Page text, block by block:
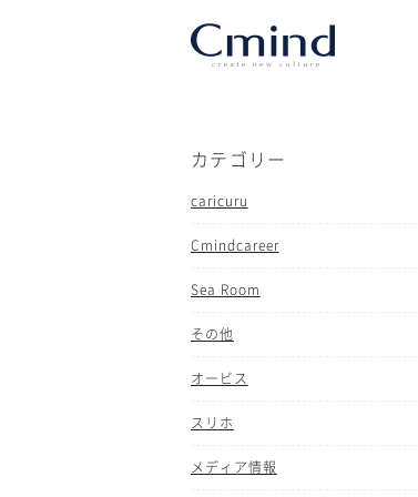
カテゴリー
caricuru
Cmindcareer
Sea Room
その他
オービス
スリホ
メディア情報